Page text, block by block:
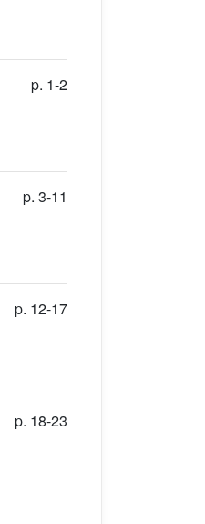
p. 1-2
p. 3-11
p. 12-17
p. 18-23